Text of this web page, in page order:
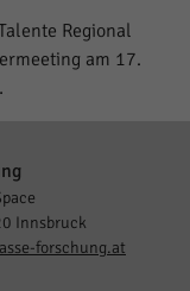
Regional
am 17.
Innsbruck
forschung.at